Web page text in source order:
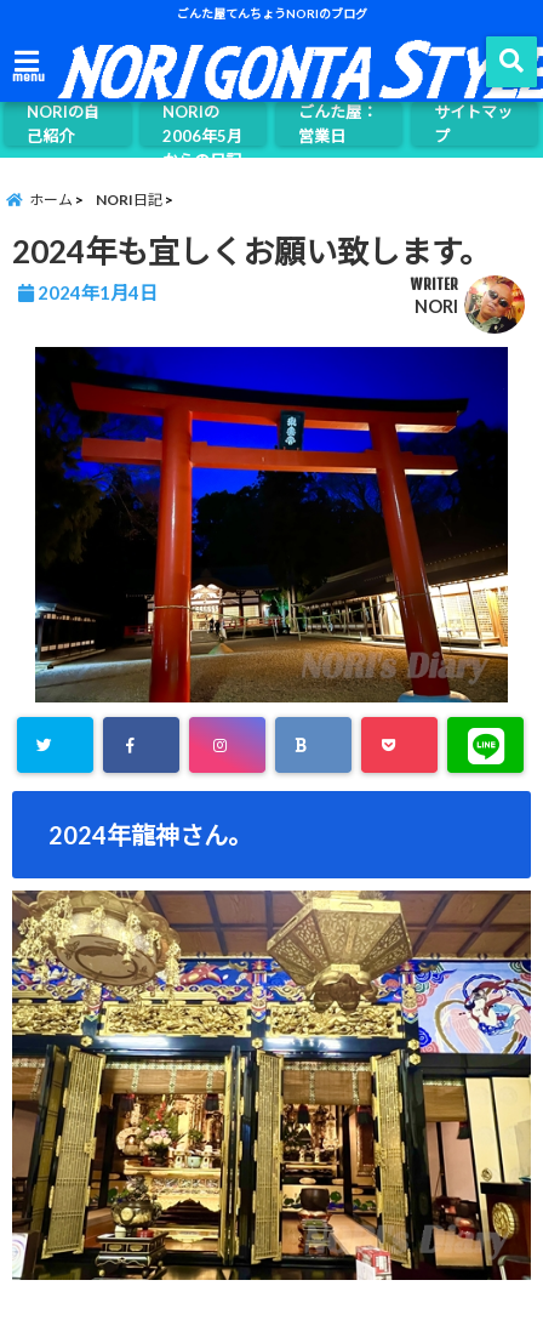
ごんた屋てんちょうNORIのブログ
menu
NORIの自
己紹介
ごんた屋て
んちょう
NORIの
2006年5月
からの日記
ごんた屋：
営業日
サイトマッ
プ
ホーム NORI日記
2024年も宜しくお願い致します。
2024年1月4日 WRITER
NORI
2024年龍神さん。